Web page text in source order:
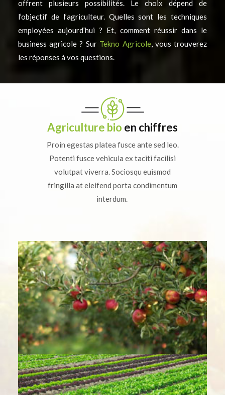
offrent plusieurs possibilités. Le choix dépend de
l’objectif de l’agriculteur. Quelles sont les techniques
employées aujourd’hui ? Et, comment réussir dans le
business agricole ? SurTekno Agricole, vous trouverez
les réponses à vos questions.
Agriculture bio en chiffres
Proin egestas platea fusce ante sed leo.
Potenti fusce vehicula ex taciti facilisi
volutpat viverra. Sociosqu euismod
fringilla at eleifend porta condimentum
interdum.